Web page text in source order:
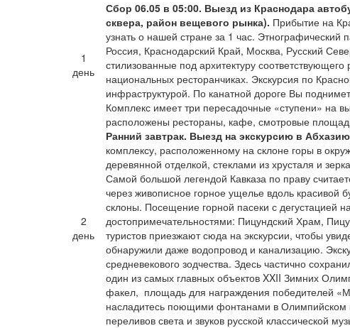
1
день
Сбор 06.05 в 05:00. Выезд из Краснодара
сквера, район вещевого рынка). Прибытие на
узнать о нашей стране за 1 час. Этнографический
Россия, Краснодарский Край, Москва, Русский
стилизованные под архитектуру
национальных ресторанчиках. Экскурсия по
инфраструктурой. По канатной дороге Вы
Комплекс имеет три пересадочные «ступени» на
расположены рестораны, кафе, смотровые
2
день
Ранний завтрак. Выезд на экскурсию в
комплексу, расположенному на склоне горы в
деревянной отделкой, стеклами из хрусталя и
Самой большой легендой Кавказа по праву
через живописное горное ущелье вдоль
склоны. Посещение горной пасеки с дегустацией
достопримечательностями: Пицундский Храм,
туристов приезжают сюда на экскурсии, чтобы
обнаружили даже водопровод и канализацию.
средневекового зодчества. Здесь частично
один из самых главных объектов XXII Зимних
факел, площадь для награждения победителей
насладитесь поющими фонтанами в Олимпийском
переливов света и звуков русской классической